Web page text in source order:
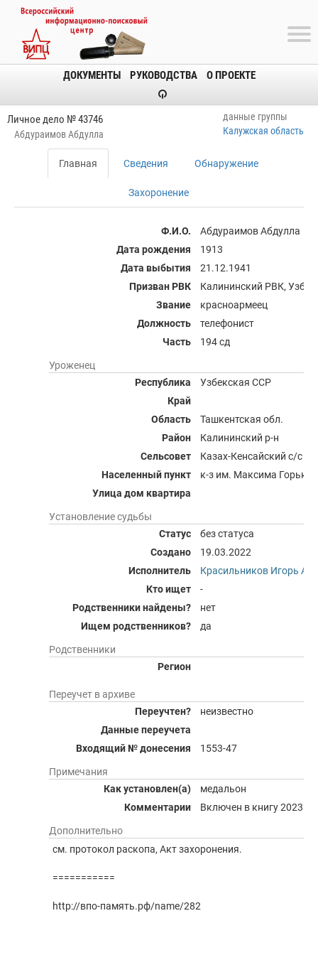
ДОКУМЕНТЫ РУКОВОДСТВА О ПРОЕКТЕ
Личное дело № 43746
Абдураимов Абдулла
данные группы
Калужская область
Главная Сведения Обнаружение
Захоронение
Ф.И.О.
Абдураимов Абдулла
Дата рождения
1913
Дата выбытия
21.12.1941
Призван РВК
Калининский РВК,
Звание
красноармеец
Должность
телефонист
Часть
194 сд
Уроженец
Республика
Узбекская ССР
Край
Область
Ташкентская обл.
Район
Калининский р-н
Сельсовет
Казах-Кенсайский с/с
Населенный пункт
к-з им. Максима
Улица дом квартира
Установление судьбы
Статус
без статуса
Создано
19.03.2022
Исполнитель
Красильников Игорь
Кто ищет
-
Родственники найдены?
нет
Ищем родственников?
да
Родственники
Регион
Переучет в архиве
Переучтен?
неизвестно
Данные переучета
Входящий № донесения
1553-47
Примечания
Как установлен(а)
медальон
Комментарии
Включен в книгу 2023
Дополнительно
см. протокол раскопа, Акт захоронения.
===========
http://впо-память.рф/name/282